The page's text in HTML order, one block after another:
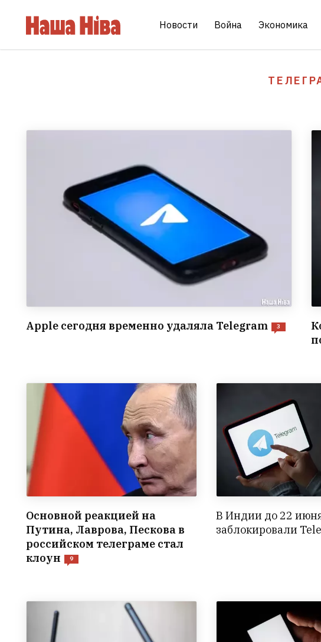
Новости Война Экономика
Apple сегодня временно удаляла Telegram 3
Основной реакцией на
Путина, Лаврова, Пескова в
российском телеграме стал
клоун
9
В Индии до 22
заблокировали